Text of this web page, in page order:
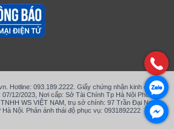
Hotline: 093.189.2222. Giấy chứng nhận kinh doanh
12/2023, Nơi cấp: Sở Tài Chính Tp Hà Nội Phòng
WS VIỆT NAM, trụ sở chính: 97 Trần Đại Nghĩa,
Nội. Phản ánh thái độ phục vụ: 0931892222